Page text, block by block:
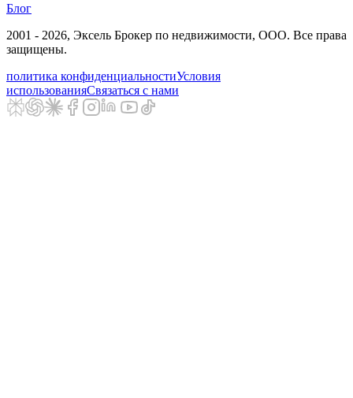
Блог
2001 - 2026, Эксель Брокер по недвижимости, ООО. Все права
защищены.
политика конфиденциальностиУсловия
использованияСвязаться с нами